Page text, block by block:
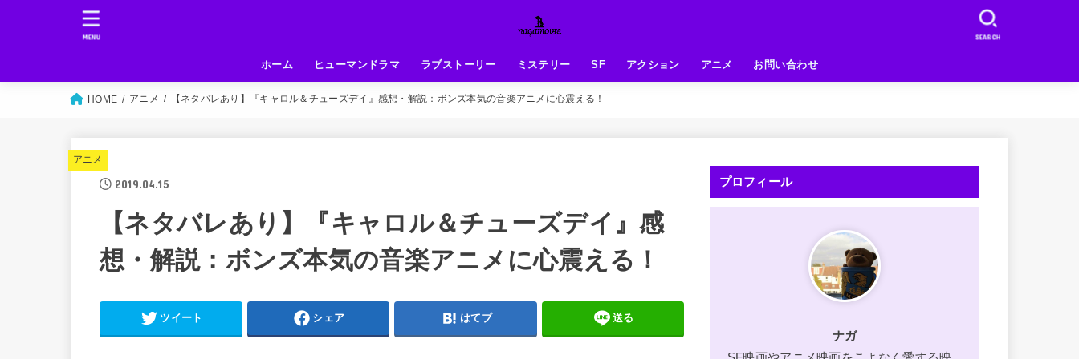
ホーム ヒューマンドラマ ラブストーリー ミステリー SF アクション アニメ お問い合わせ
SEARCH
MENU
HOME アニメ 【ネタバレあり】『キャロル＆チューズデイ』感想・解説：ボンズ本気の音楽アニメに心震える！
アニメ
2019.04.15
【ネタバレあり】『キャロル＆チューズデイ』感
想・解説：ボンズ本気の音楽アニメに心震える！
ツイート シェア はてブ 送る
プロフィール
ナガ